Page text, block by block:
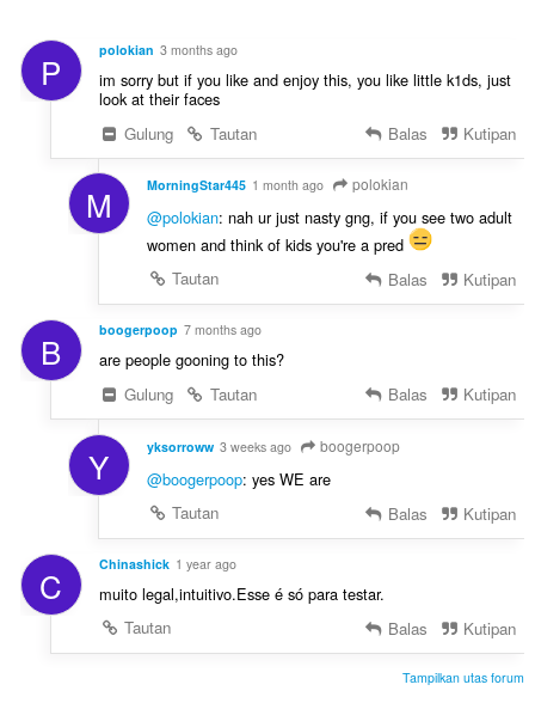
P polokian 3 months ago
im sorry but if you like and enjoy this, you like little k1ds, just
look at their faces
Gulung
Tautan Balas Kutipan
M MorningStar445 1 month ago polokian
@polokian: nah ur just nasty gng, if you see two adult
women and think of kids you're a pred
Tautan
Balas Kutipan
B boogerpoop 7 months ago
are people gooning to this?
Gulung
Tautan Balas Kutipan
Y yksorroww 3 weeks ago boogerpoop
@boogerpoop: yes WE are
Tautan
Balas Kutipan
C Chinashick 1 year ago
muito legal,intuitivo.Esse é só para testar.
Tautan
Balas Kutipan
Tampilkan utas forum